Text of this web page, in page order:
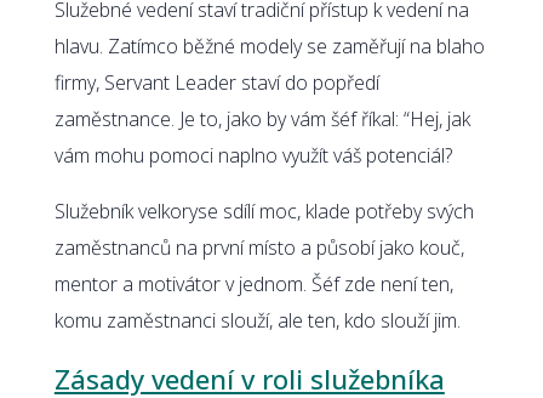
Služebné vedení staví tradiční přístup k vedení na
hlavu. Zatímco běžné modely se zaměřují na blaho
firmy, Servant Leader staví do popředí
zaměstnance. Je to, jako by vám šéf říkal: “Hej, jak
vám mohu pomoci naplno využít váš potenciál?
Služebník velkoryse sdílí moc, klade potřeby svých
zaměstnanců na první místo a působí jako kouč,
mentor a motivátor v jednom. Šéf zde není ten,
komu zaměstnanci slouží, ale ten, kdo slouží jim.
Zásady vedení v roli služebníka